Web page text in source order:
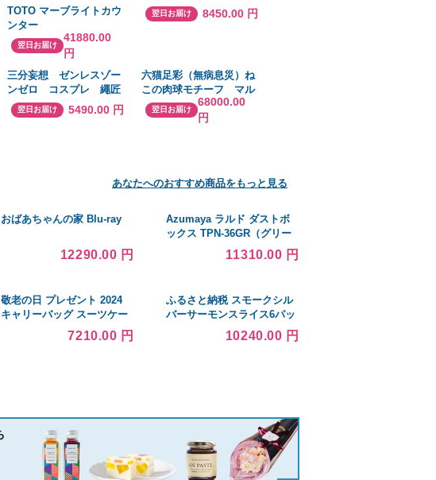
TOTO マーブライトカウ
ンター
翌日お届け
41880.00
円
ブランド牛 牛肉 カレーラ
イス レトルト 栃木県大田
翌日お届け 8450.00 円
三分妄想 ゼンレスゾー
ンゼロ コスプレ 繩匠
鈴 リン 女主人公 靴
翌日お届け 5490.00 円
六猫足彩（無病息災）ね
この肉球モチーフ マル
チカラーK18ホワイトゴ
ールド リング スタイル
翌日お届け
68000.00
円
あなたへのおすすめ商品をもっと見る
おばあちゃんの家 Blu-ray
12290.00 円
Azumaya ラルド ダストボ
ックス TPN-36GR（グリー
ン） 送料無料
11310.00 円
敬老の日 プレゼント 2024
キャリーバッグ スーツケー
ススーツケース 31L カーボ
7210.00 円
ふるさと納税 スモークシル
バーサーモンスライス6パッ
クセット ／ さけ シャケ 鮭
燻製 埼玉県 特産品 埼玉県川
10240.00 円